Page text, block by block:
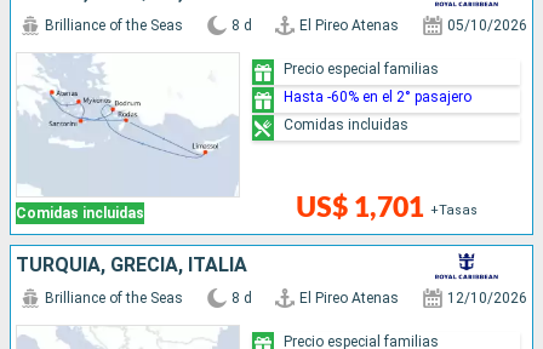
Comidas incluidas
Brilliance of the Seas 8 d El Pireo Atenas 05/10/2026
US$ 1,701 +Tasas
Precio especial familias
Hasta -60% en el 2° pasajero
Comidas incluidas
TURQUÍA, GRECIA, ITALIA
Brilliance of the Seas 8 d El Pireo Atenas 12/10/2026
Precio especial familias